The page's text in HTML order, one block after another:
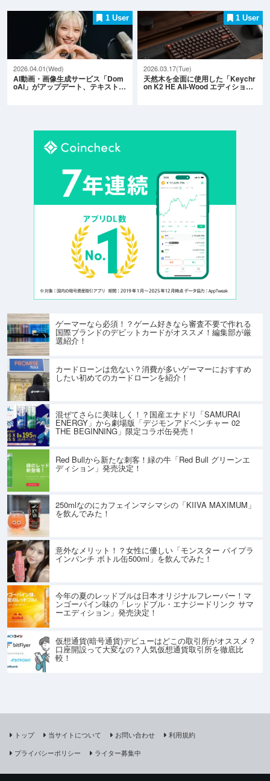
1 User
2026.04.01(Wed)
AI動画・画像生成サービス「Dom
oAI」がアップデート、テキスト…
1 User
2026.03.17(Tue)
天然木を全面に使用した「Keychr
on K2 HE All-Wood エディショ…
ゲーマーなら必須！？ゲーム好きなら審査不要で作れる
国際ブランドのデビットカードがオススメ！編集部が厳
選紹介！
カードローンは危ない？消費が多いゲーマーにおすすめ
したい初めてのカードローンを紹介！
混ぜてさらに美味しく！？国産エナドリ「SAMURAI
ENERGY」から劇場版「デジモンアドベンチャー 02
THE BEGINNING」限定コラボ缶発売！
Red Bullから新たな刺客！緑の牛「Red Bull グリーンエ
ディション」発売決定！
250mlなのにカフェインマシマシの「KIIVA MAXIMUM」
を飲んでみた！
意外なメリット！？女性に優しい「モンスター パイプラ
インパンチ ボトル缶500ml」を飲んでみた！
今年の夏のレッドブルは日本オリジナルフレーバー！マ
ンゴーパイン味の「レッドブル・エナジードリンク サマ
ーエディション」発売決定！
仮想通貨(暗号通貨)デビューはどこの取引所がオススメ？
口座開設って大変なの？人気仮想通貨取引所を徹底比
較！
トップ 当サイトについて お問い合わせ
利用規約
プライバシーポリシー
ライター募集中